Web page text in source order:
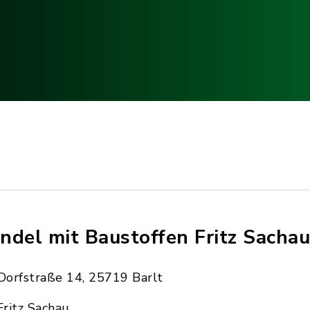
mit Baustoffen Fritz Sachau
14, 25719 Barlt